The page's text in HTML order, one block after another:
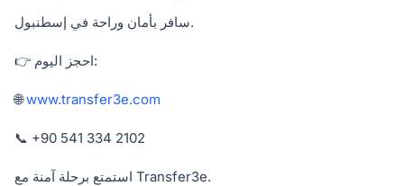
سافر بأمان وراحة في إسطنبول.
👉 احجز اليوم:
🌐www.transfer3e.com
📞 +90 541 334 2102
استمتع برحلة آمنة مع Transfer3e.